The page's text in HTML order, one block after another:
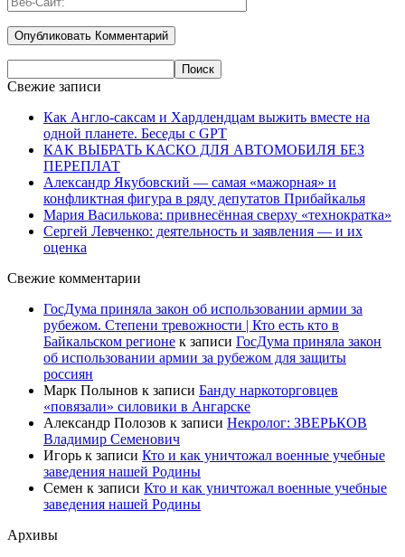
Свежие записи
Как Англо-саксам и Хардлендцам выжить вместе на
одной планете. Беседы с GPT
КАК ВЫБРАТЬ КАСКО ДЛЯ АВТОМОБИЛЯ БЕЗ
ПЕРЕПЛАТ
Александр Якубовский — самая «мажорная» и
конфликтная фигура в ряду депутатов Прибайкалья
Мария Василькова: привнесённая сверху «технократка»
Сергей Левченко: деятельность и заявления — и их
оценка
Свежие комментарии
ГосДума приняла закон об использовании армии за
рубежом. Степени тревожности | Кто есть кто в
Байкальском регионе к записи ГосДума приняла закон
об использовании армии за рубежом для защиты
россиян
Марк Полынов к записи Банду наркоторговцев
«повязали» силовики в Ангарске
Александр Полозов к записи Некролог: ЗВЕРЬКОВ
Владимир Семенович
Игорь к записи Кто и как уничтожал военные учебные
заведения нашей Родины
Семен к записи Кто и как уничтожал военные учебные
заведения нашей Родины
Архивы